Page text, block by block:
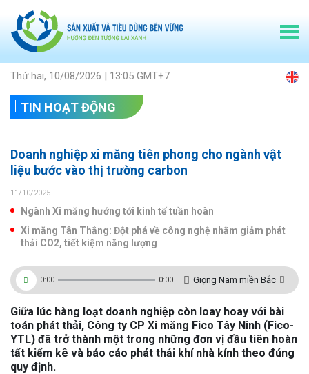
Thứ hai, 10/08/2026 | 13:05 GMT+7
TIN HOẠT ĐỘNG
Doanh nghiệp xi măng tiên phong cho ngành vật
liệu bước vào thị trường carbon
11/10/2025
Ngành Xi măng hướng tới kinh tế tuần hoàn
Xi măng Tân Thắng: Đột phá về công nghệ nhằm giảm phát
thải CO2, tiết kiệm năng lượng
0:00 0:00 Giọng Nam miền Bắc
Giữa lúc hàng loạt doanh nghiệp còn loay hoay với bài
toán phát thải, Công ty CP Xi măng Fico Tây Ninh (Fico-
YTL) đã trở thành một trong những đơn vị đầu tiên hoàn
tất kiểm kê và báo cáo phát thải khí nhà kính theo đúng
quy định.